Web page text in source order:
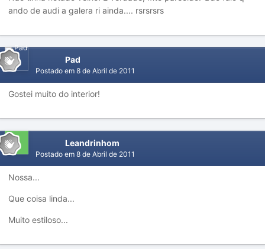
ando de audi a galera ri ainda.... rsrsrsrs
Pad
Postado em 8 de Abril de 2011
Gostei muito do interior!
Leandrinhom
Postado em 8 de Abril de 2011
Nossa...
Que coisa linda...
Muito estiloso...